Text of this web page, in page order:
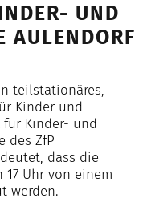
UND
AULENDORF
teilstationäres,
Kinder und
Kinder- und
des ZfP
dass die
Uhr von einem
werden.